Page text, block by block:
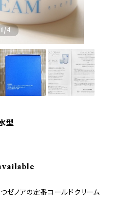
1/4
型
ゼノアの定番コールドクリーム